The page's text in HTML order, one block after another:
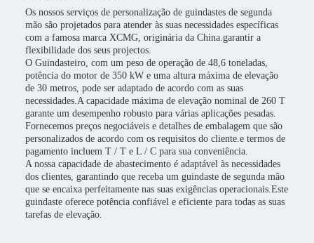
Os nossos serviços de personalização de guindastes de segunda
mão são projetados para atender às suas necessidades específicas
com a famosa marca XCMG, originária da China.garantir a
flexibilidade dos seus projectos.
O Guindasteiro, com um peso de operação de 48,6 toneladas,
potência do motor de 350 kW e uma altura máxima de elevação
de 30 metros, pode ser adaptado de acordo com as suas
necessidades.A capacidade máxima de elevação nominal de 260 T
garante um desempenho robusto para várias aplicações pesadas.
Fornecemos preços negociáveis e detalhes de embalagem que são
personalizados de acordo com os requisitos do cliente.e termos de
pagamento incluem T / T e L / C para sua conveniência.
A nossa capacidade de abastecimento é adaptável às necessidades
dos clientes, garantindo que receba um guindaste de segunda mão
que se encaixa perfeitamente nas suas exigências operacionais.Este
guindaste oferece potência confiável e eficiente para todas as suas
tarefas de elevação.